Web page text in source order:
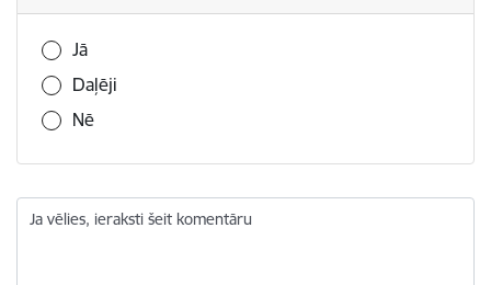
Vai šī informācija bija noderīga?
Jā
Daļēji
Nē
Ja vēlies, ieraksti šeit komentāru